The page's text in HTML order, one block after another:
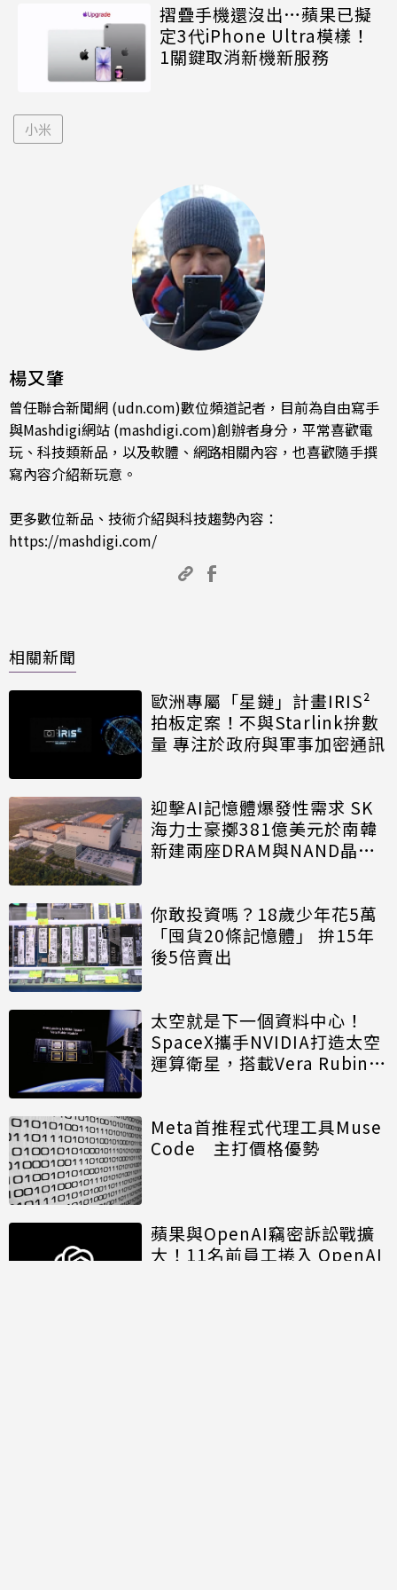
摺疊手機還沒出…蘋果已擬
定3代iPhone Ultra模樣！
1關鍵取消新機新服務
小米
楊又肇
曾任聯合新聞網 (udn.com)數位頻道記者，目前為自由寫手
與Mashdigi網站 (mashdigi.com)創辦者身分，平常喜歡電
玩、科技類新品，以及軟體、網路相關內容，也喜歡隨手撰
寫內容介紹新玩意。
更多數位新品、技術介紹與科技趨勢內容：
https://mashdigi.com/
相關新聞
歐洲專屬「星鏈」計畫IRIS²
拍板定案！不與Starlink拚數
量 專注於政府與軍事加密通訊
迎擊AI記憶體爆發性需求 SK
海力士豪擲381億美元於南韓
新建兩座DRAM與NAND晶圓
你敢投資嗎？18歲少年花5萬
「囤貨20條記憶體」 拚15年
後5倍賣出
太空就是下一個資料中心！
SpaceX攜手NVIDIA打造太空
運算衛星，搭載Vera Rubin運
Meta首推程式代理工具Muse
Code 主打價格優勢
蘋果與OpenAI竊密訴訟戰擴
大！11名前員工捲入 OpenAI